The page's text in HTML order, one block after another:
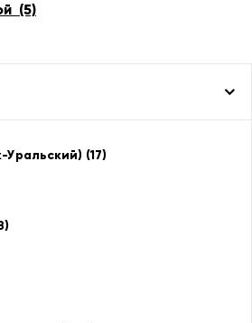
(5)
Уральский) (17)
)